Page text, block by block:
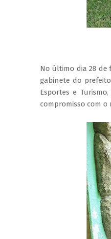
No último dia 28 de
gabinete do
Esportes e
compromisso com o